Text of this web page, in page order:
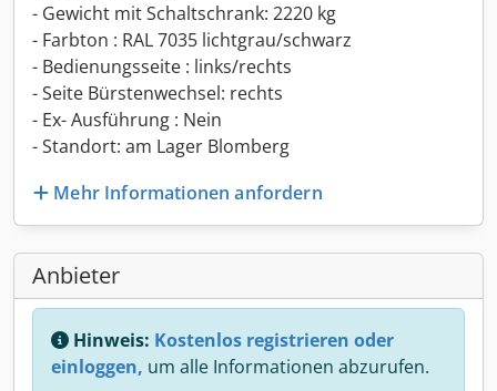
- Gewicht mit Schaltschrank: 2220 kg
- Farbton : RAL 7035 lichtgrau/schwarz
- Bedienungsseite : links/rechts
- Seite Bürstenwechsel: rechts
- Ex- Ausführung : Nein
- Standort: am Lager Blomberg
Mehr Informationen anfordern
Anbieter
Hinweis: Kostenlos registrieren oder
einloggen, um alle Informationen abzurufen.